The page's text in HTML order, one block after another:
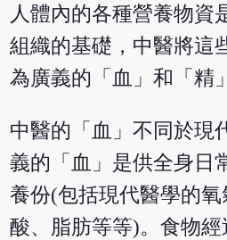
人體內的各種營養物資
組織的基礎，中醫將這
為廣義的「血」和「精
中醫的「血」不同於現
義的「血」是供全身日
養份(包括現代醫學的
酸、脂肪等等)。食物